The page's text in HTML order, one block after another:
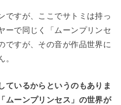
ですが、ここでサトミは持っ
ーで同じく「ムーンプリンセ
ですが、その音が作品世界に
。
ているからというのもありま
ムーンプリンセス」の世界が